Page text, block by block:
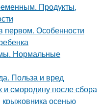
Продукты,
первом. Особенности
Нормальные
Польза и вред
смородину после сбора
осенью